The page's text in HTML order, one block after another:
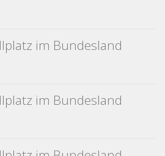
im Bundesland
im Bundesland